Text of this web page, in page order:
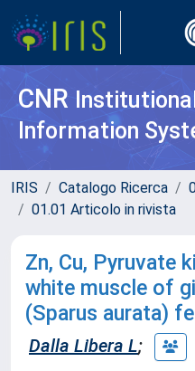
CNR
Information
IRIS Catalogo Ricerca
01.01 Articolo in rivista
Zn, Cu, Pyruvate
white muscle of
(Sparus aurata)
Dalla Libera L;